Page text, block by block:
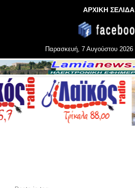
ΑΡΧΙΚΗ ΣΕΛΙΔΑ
Παρασκευή, 7 Αυγούστου 2026